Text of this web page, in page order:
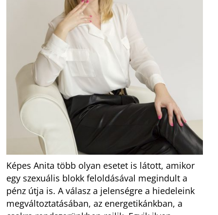
Képes Anita több olyan esetet is látott, amikor
egy szexuális blokk feloldásával megindult a
pénz útja is. A válasz a jelenségre a hiedeleink
megváltoztatásában, az energetikánkban, a